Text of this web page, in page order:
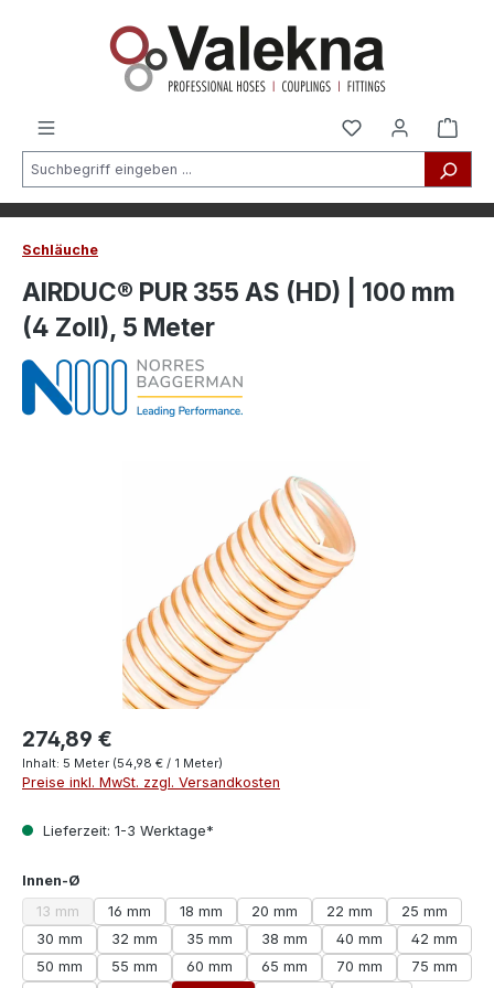
Schläuche
AIRDUC® PUR 355 AS (HD) | 100 mm
(4 Zoll), 5 Meter
274,89 €
Inhalt: 5 Meter (54,98 € / 1 Meter)
Preise inkl. MwSt. zzgl. Versandkosten
Lieferzeit: 1-3 Werktage*
Innen-Ø
13 mm
(Diese Option ist zurzeit nicht verfügbar.)
16 mm 18 mm 20 mm 22 mm
25 mm
30 mm
32 mm 35 mm 38 mm 40 mm
42 mm
50 mm
55 mm 60 mm 65 mm 70 mm
75 mm